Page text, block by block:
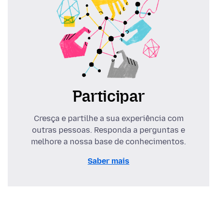
Participar
Cresça e partilhe a sua experiência com
outras pessoas. Responda a perguntas e
melhore a nossa base de conhecimentos.
Saber mais